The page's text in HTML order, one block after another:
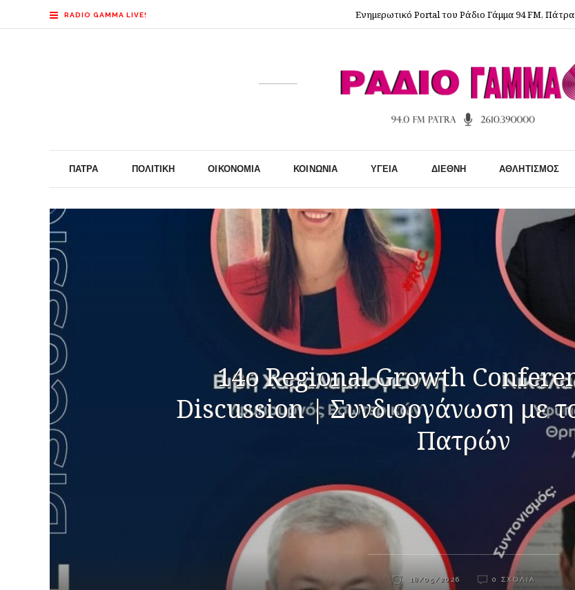
RADIO GAMMA LIVE! Ενημερωτικό Portal του Ράδιο Γάμμα 94 FM, Πάτρα
ΠΆΤΡΑ ΠΟΛΙΤΙΚΉ ΟΙΚΟΝΟΜΊΑ ΚΟΙΝΩΝΊΑ ΥΓΕΊΑ ΔΙΕΘΝΉ ΑΘΛΗΤΙΣΜΌΣ
14o Regional Growth
Discussion | Συνδιοργάνωση με
Πατρών
18/05/2026 0 ΣΧΌΛΙΑ